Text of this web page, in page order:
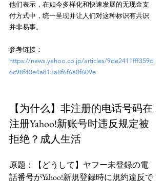
他们表示，在如今多样化和快速发展的无现金支
付方式中，统一呈现并让人们对这种标识有共识
并非易事。
参考链接：
https://news.yahoo.co.jp/articles/9de2411fff359d
6c98f40e4a813a8f6f6a0f609e
【为什么】非注册的电话号码在
注册Yahoo!新账号时违反规定被
拒绝？成人生活
原题：【どうして】ヤフー未登録の電
話番号がYahoo!新規登録時に規約違反で